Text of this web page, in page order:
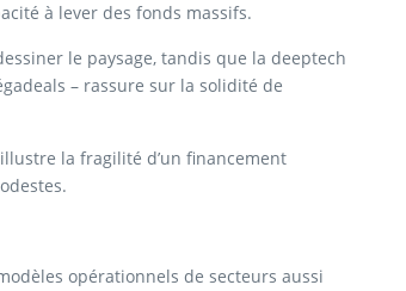
à lever des fonds massifs.
le paysage, tandis que la deeptech
– rassure sur la solidité de
la fragilité d’un financement
opérationnels de secteurs aussi